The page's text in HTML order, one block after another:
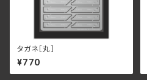
タガネ［丸］
¥770